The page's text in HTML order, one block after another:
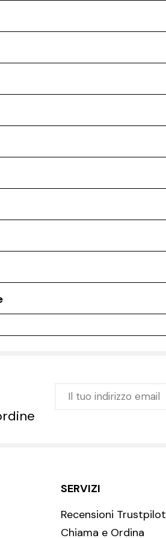
SERVIZI
Recensioni Trustpilot
Chiama e Ordina